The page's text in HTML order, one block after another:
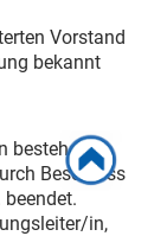
Vorstand
bekannt
bestehen
Beschluss
in,